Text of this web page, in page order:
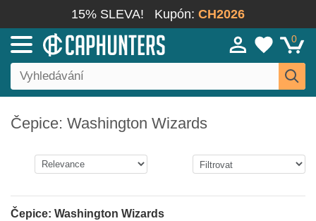
15% SLEVA! Kupón: CH2026
0
Čepice: Washington Wizards
Čepice: Washington Wizards